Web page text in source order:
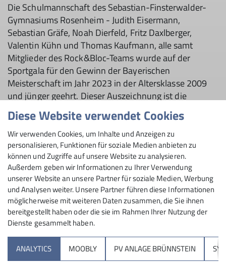
Die Schulmannschaft des Sebastian-Finsterwalder-
Gymnasiums Rosenheim - Judith Eisermann,
Sebastian Gräfe, Noah Dierfeld, Fritz Daxlberger,
Valentin Kühn und Thomas Kaufmann, alle samt
Mitglieder des Rock&Bloc-Teams wurde auf der
Sportgala für den Gewinn der Bayerischen
Meisterschaft im Jahr 2023 in der Altersklasse 2009
und jünger geehrt. Dieser Auszeichnung ist die
Fortsetzung von bereits 17 (!) gewonnenen
bayerischen Titeln seit 2007 und gipfelte in diesem
Jahr im sensationellen Gewinn der Vizedeutschen
Meisterschaft!
Diese einmalige Erfolgsgeschichte beruht auf der
langjährigen Zusammenarbeit von Schule und Verein.
In zahlreichen Sportarbeitsgemeinschaften trainieren
die Schülerinnen und Schüler des SFG zumeist unter
der Betreuung von ehemaligen oder älteren Athlet/-
innen unserer Schule im Rock&Bloc-Team der Sektion
Rosenheim mit. Nur auf diesem Weg kann die
mannschaftlich notwendige, sehr hohe Kletterleistung
Diese Website verwendet Cookies
Wir verwenden Cookies, um Inhalte und Anzeigen zu
personalisieren, Funktionen für soziale Medien anbieten zu
können und Zugriffe auf unsere Website zu analysieren.
Außerdem geben wir Informationen zu Ihrer Verwendung
unserer Website an unsere Partner für soziale Medien, Werbung
und Analysen weiter. Unsere Partner führen diese Informationen
möglicherweise mit weiteren Daten zusammen, die Sie ihnen
bereitgestellt haben oder die sie im Rahmen Ihrer Nutzung der
Dienste gesammelt haben.
ANALYTICS MOOBLY PV ANLAGE BRÜNNSTEIN